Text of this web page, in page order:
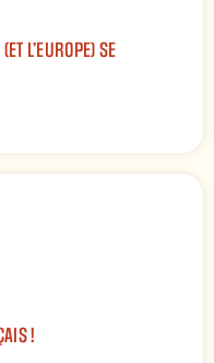
L’EUROPE) SE
!